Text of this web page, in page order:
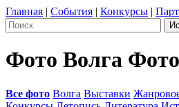
Главная | События | Конкурсы |
Фото Волга
Все фото Волга Выставки